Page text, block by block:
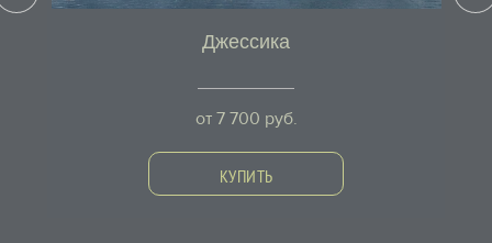
Джессика
от 7 700 руб.
КУПИТЬ